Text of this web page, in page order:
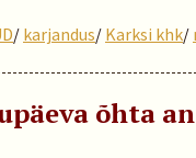
/ karjandus/ Karksi khk/
õhta